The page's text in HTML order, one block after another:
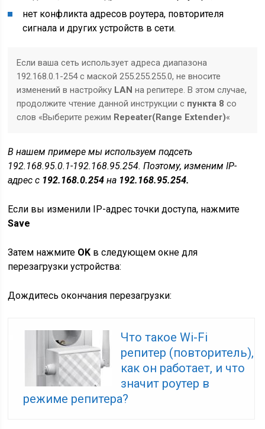
нет конфликта адресов роутера, повторителя
сигнала и других устройств в сети.
Если ваша сеть использует адреса диапазона
192.168.0.1-254 с маской 255.255.255.0, не вносите
изменений в настройку LAN на репитере. В этом случае,
продолжите чтение данной инструкции с пункта 8 со
слов «Выберите режим Repeater(Range Extender)«
В нашем примере мы используем подсеть
192.168.95.0.1-192.168.95.254. Поэтому, изменим IP-
адрес с 192.168.0.254 на 192.168.95.254.
Если вы изменили IP-адрес точки доступа, нажмите
Save
Затем нажмите OK в следующем окне для
перезагрузки устройства:
Дождитесь окончания перезагрузки:
Что такое Wi-Fi
репитер (повторитель),
как он работает, и что
значит роутер в
режиме репитера?